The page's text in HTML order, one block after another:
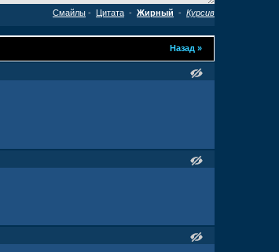
- Цитата - Жирный - Курсив
Смайлы
Назад »